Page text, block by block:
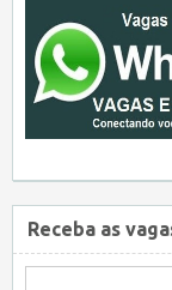
Receba as